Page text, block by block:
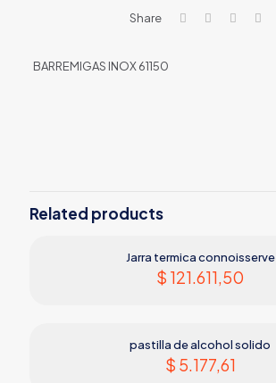
Share
BARREMIGAS INOX 61150
Related products
Jarra termica connoisserve
$ 121.611,50
pastilla de alcohol solido
$ 5.177,61